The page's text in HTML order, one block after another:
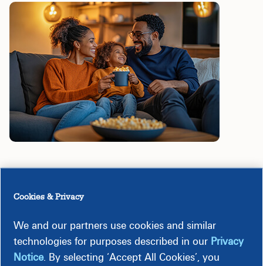
Para activar el suministro eléctrico o de gas natural en su
hogar, deberá proporcionar:
Cookies & Privacy
We and our partners use cookies and similar
technologies for purposes described in our Privacy
Notice. By selecting ‘Accept All Cookies’, you